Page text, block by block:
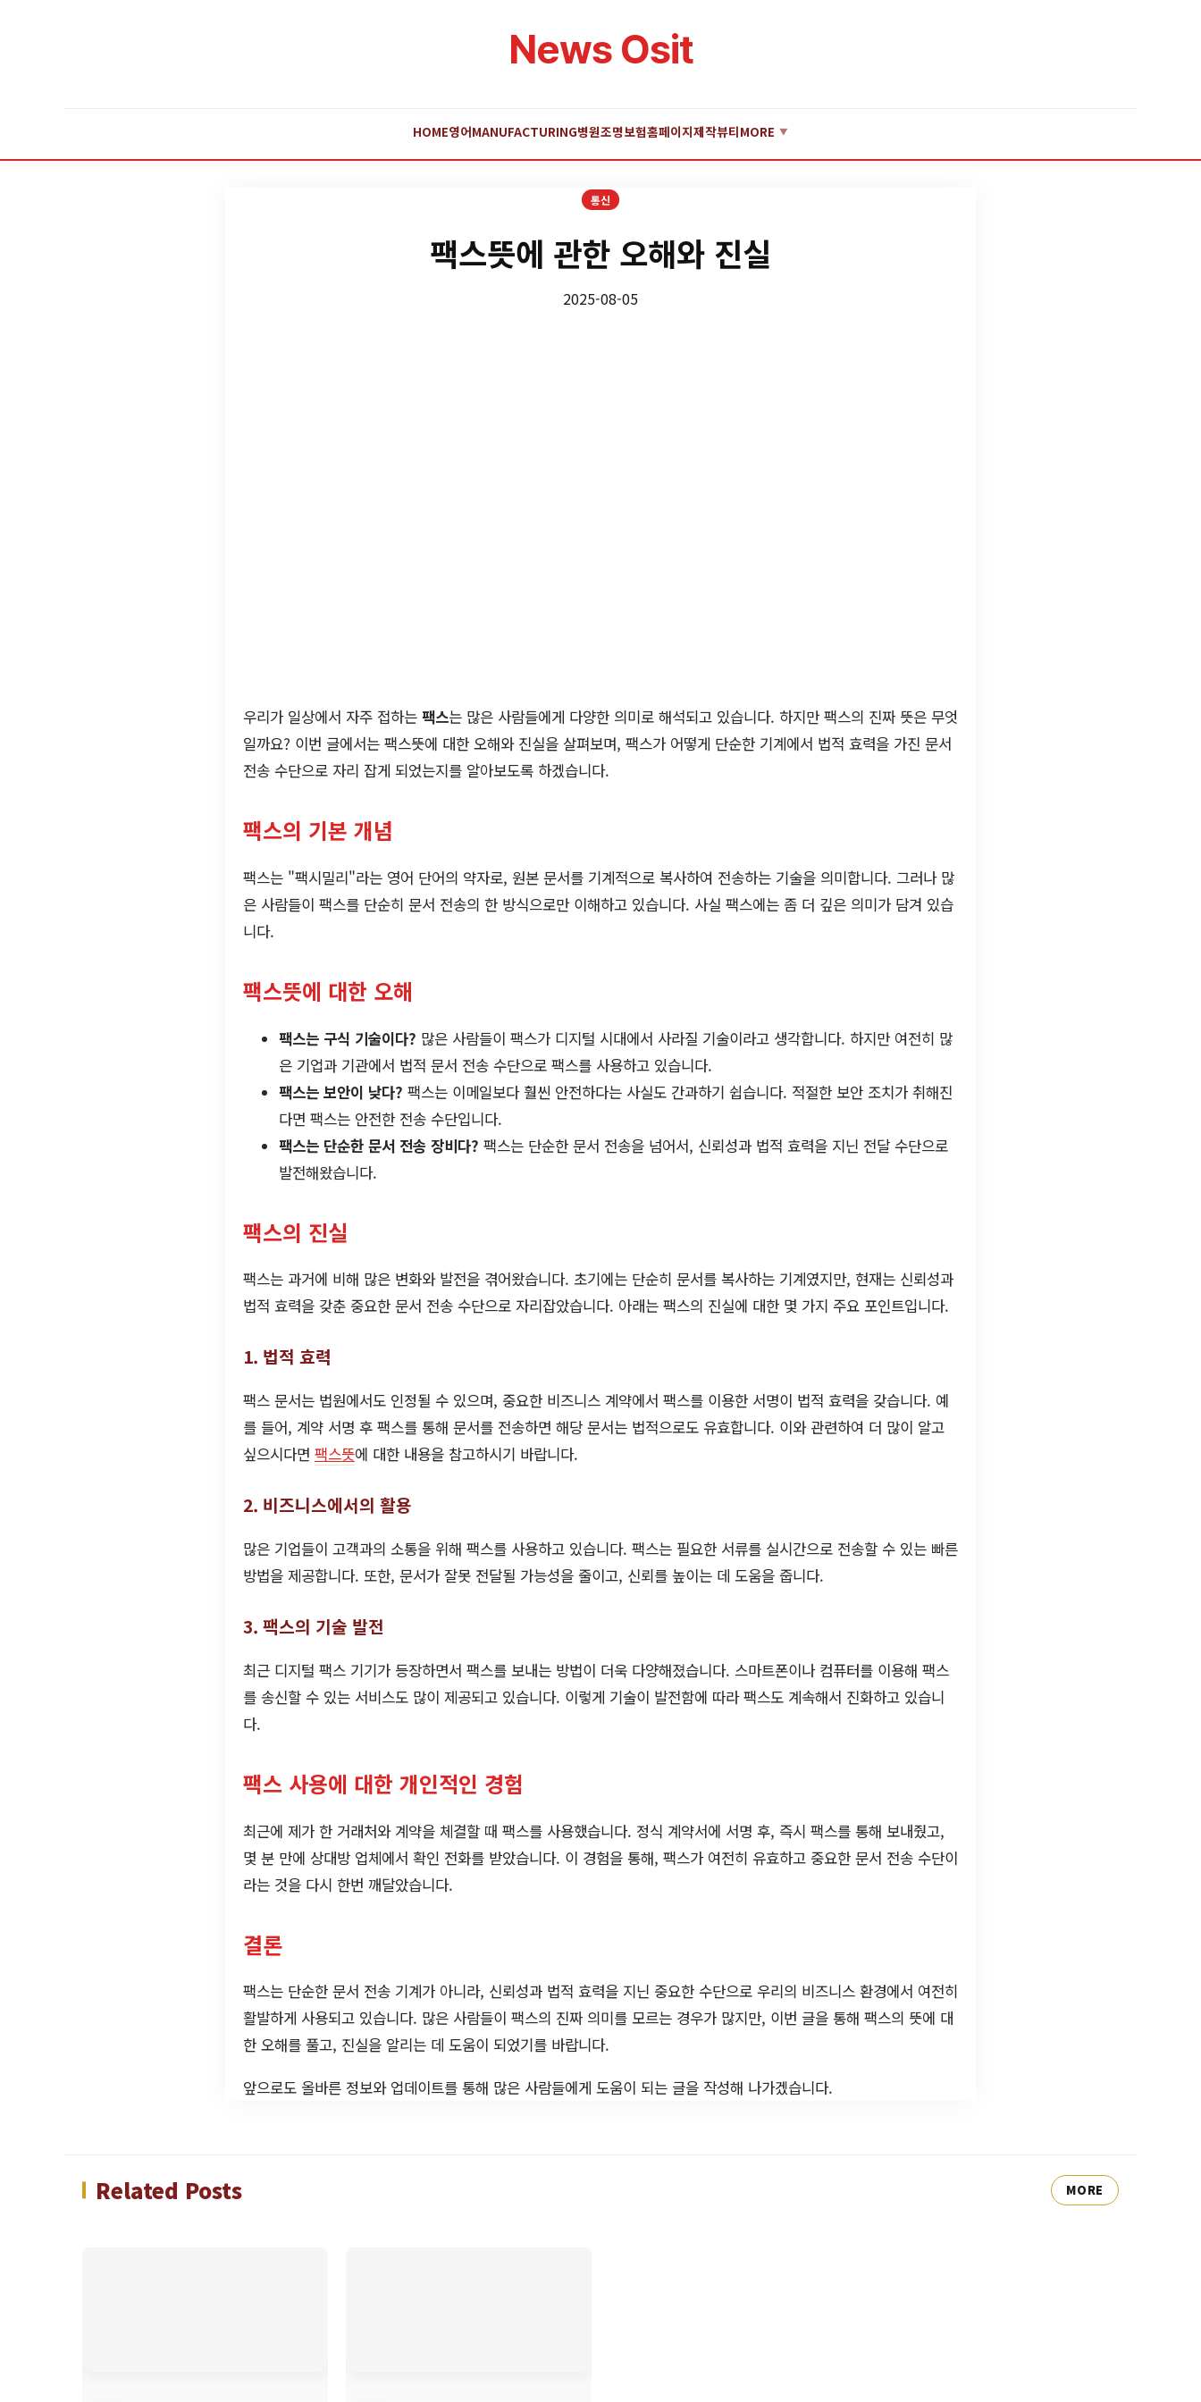
News Osit
HOME영어MANUFACTURING병원조명보험홈페이지제작뷰티MORE ▼
통신
팩스뜻에 관한 오해와 진실
2025-08-05
우리가 일상에서 자주 접하는 팩스는 많은 사람들에게 다양한 의미로 해석되고 있습니다. 하지만 팩스의 진짜 뜻은 무엇
일까요? 이번 글에서는 팩스뜻에 대한 오해와 진실을 살펴보며, 팩스가 어떻게 단순한 기계에서 법적 효력을 가진 문서
전송 수단으로 자리 잡게 되었는지를 알아보도록 하겠습니다.
팩스의 기본 개념
팩스는 "팩시밀리"라는 영어 단어의 약자로, 원본 문서를 기계적으로 복사하여 전송하는 기술을 의미합니다. 그러나 많
은 사람들이 팩스를 단순히 문서 전송의 한 방식으로만 이해하고 있습니다. 사실 팩스에는 좀 더 깊은 의미가 담겨 있습
니다.
팩스뜻에 대한 오해
팩스는 구식 기술이다? 많은 사람들이 팩스가 디지털 시대에서 사라질 기술이라고 생각합니다. 하지만 여전히 많
은 기업과 기관에서 법적 문서 전송 수단으로 팩스를 사용하고 있습니다.
팩스는 보안이 낮다? 팩스는 이메일보다 훨씬 안전하다는 사실도 간과하기 쉽습니다. 적절한 보안 조치가 취해진
다면 팩스는 안전한 전송 수단입니다.
팩스는 단순한 문서 전송 장비다? 팩스는 단순한 문서 전송을 넘어서, 신뢰성과 법적 효력을 지닌 전달 수단으로
발전해왔습니다.
팩스의 진실
팩스는 과거에 비해 많은 변화와 발전을 겪어왔습니다. 초기에는 단순히 문서를 복사하는 기계였지만, 현재는 신뢰성과
법적 효력을 갖춘 중요한 문서 전송 수단으로 자리잡았습니다. 아래는 팩스의 진실에 대한 몇 가지 주요 포인트입니다.
1. 법적 효력
팩스 문서는 법원에서도 인정될 수 있으며, 중요한 비즈니스 계약에서 팩스를 이용한 서명이 법적 효력을 갖습니다. 예
를 들어, 계약 서명 후 팩스를 통해 문서를 전송하면 해당 문서는 법적으로도 유효합니다. 이와 관련하여 더 많이 알고
싶으시다면 팩스뜻에 대한 내용을 참고하시기 바랍니다.
2. 비즈니스에서의 활용
많은 기업들이 고객과의 소통을 위해 팩스를 사용하고 있습니다. 팩스는 필요한 서류를 실시간으로 전송할 수 있는 빠른
방법을 제공합니다. 또한, 문서가 잘못 전달될 가능성을 줄이고, 신뢰를 높이는 데 도움을 줍니다.
3. 팩스의 기술 발전
최근 디지털 팩스 기기가 등장하면서 팩스를 보내는 방법이 더욱 다양해졌습니다. 스마트폰이나 컴퓨터를 이용해 팩스
를 송신할 수 있는 서비스도 많이 제공되고 있습니다. 이렇게 기술이 발전함에 따라 팩스도 계속해서 진화하고 있습니
다.
팩스 사용에 대한 개인적인 경험
최근에 제가 한 거래처와 계약을 체결할 때 팩스를 사용했습니다. 정식 계약서에 서명 후, 즉시 팩스를 통해 보내줬고,
몇 분 만에 상대방 업체에서 확인 전화를 받았습니다. 이 경험을 통해, 팩스가 여전히 유효하고 중요한 문서 전송 수단이
라는 것을 다시 한번 깨달았습니다.
결론
팩스는 단순한 문서 전송 기계가 아니라, 신뢰성과 법적 효력을 지닌 중요한 수단으로 우리의 비즈니스 환경에서 여전히
활발하게 사용되고 있습니다. 많은 사람들이 팩스의 진짜 의미를 모르는 경우가 많지만, 이번 글을 통해 팩스의 뜻에 대
한 오해를 풀고, 진실을 알리는 데 도움이 되었기를 바랍니다.
앞으로도 올바른 정보와 업데이트를 통해 많은 사람들에게 도움이 되는 글을 작성해 나가겠습니다.
Related Posts MORE